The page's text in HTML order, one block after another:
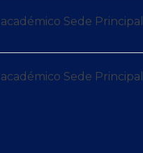
Sede Principal
Sede Principal